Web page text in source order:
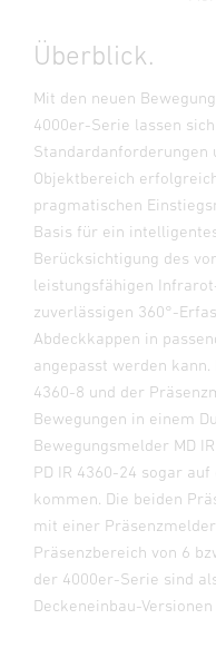
Überblick.
Mit den neuen
4000er-Serie lassen
Standardanforderungen
Objektbereich
pragmatischen
Basis für ein
Berücksichtigung des
leistungsfähigen
zuverlässigen 360°-
Abdeckkappen in
angepasst werden kann.
4360-8 und der
Bewegungen in einem
Bewegungsmelder MD
PD IR 4360-24 sogar
kommen. Die beiden
mit einer
Präsenzbereich von 6
der 4000er-Serie sind
Deckeneinbau-